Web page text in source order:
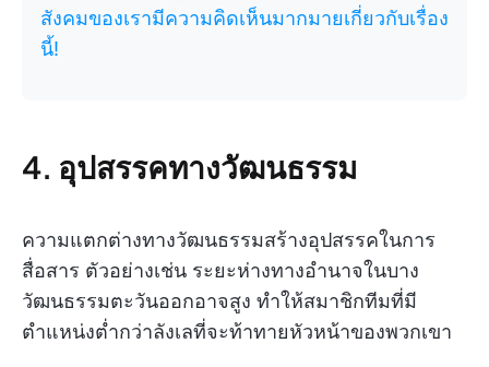
สังคมของเรามีความคิดเห็นมากมายเกี่ยวกับเรื่อง
นี้!
4. อุปสรรคทางวัฒนธรรม
ความแตกต่างทางวัฒนธรรมสร้างอุปสรรคในการ
สื่อสาร ตัวอย่างเช่น ระยะห่างทางอำนาจในบาง
วัฒนธรรมตะวันออกอาจสูง ทำให้สมาชิกทีมที่มี
ตำแหน่งต่ำกว่าลังเลที่จะท้าทายหัวหน้าของพวกเขา